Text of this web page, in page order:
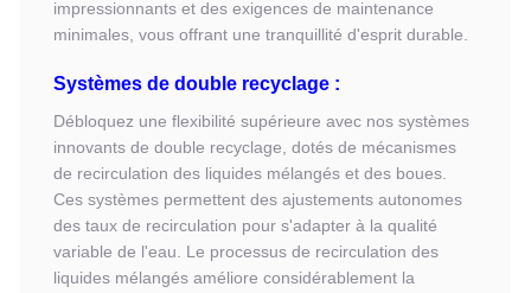
impressionnants et des exigences de maintenance
minimales, vous offrant une tranquillité d'esprit durable.
Systèmes de double recyclage :
Débloquez une flexibilité supérieure avec nos systèmes
innovants de double recyclage, dotés de mécanismes
de recirculation des liquides mélangés et des boues.
Ces systèmes permettent des ajustements autonomes
des taux de recirculation pour s'adapter à la qualité
variable de l'eau. Le processus de recirculation des
liquides mélangés améliore considérablement la